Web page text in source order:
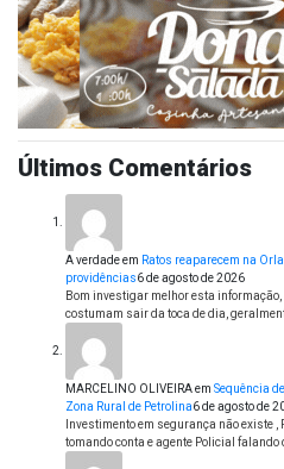
Últimos Comentários
A verdadeem Ratos reaparecem na
providências6 de agosto de 2026
Bom investigar melhor esta
costumam sair da toca de dia,
MARCELINO OLIVEIRAem Sequência
Zona Rural de Petrolina6 de agosto de
Investimento em segurança não existe
tomando conta e agente Policial falando